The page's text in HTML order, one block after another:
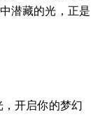
潜藏的光，正是
，开启你的梦幻